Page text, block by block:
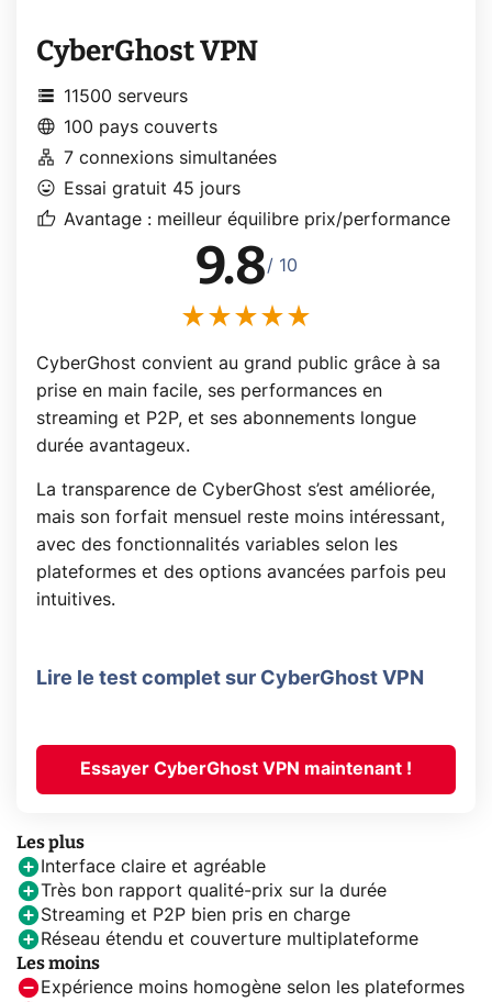
CyberGhost VPN
storage 11500 serveurs
language 100 pays couverts
lan 7 connexions simultanées
mood Essai gratuit 45 jours
thumb_up Avantage : meilleur équilibre prix/performance
9.8/ 10
CyberGhost convient au grand public grâce à sa
prise en main facile, ses performances en
streaming et P2P, et ses abonnements longue
durée avantageux.
La transparence de CyberGhost s’est améliorée,
mais son forfait mensuel reste moins intéressant,
avec des fonctionnalités variables selon les
plateformes et des options avancées parfois peu
intuitives.
Lire le test complet sur CyberGhost VPN
Essayer CyberGhost VPN maintenant !
Les plus
Interface claire et agréable
Très bon rapport qualité-prix sur la durée
Streaming et P2P bien pris en charge
Réseau étendu et couverture multiplateforme
Les moins
Expérience moins homogène selon les plateformes